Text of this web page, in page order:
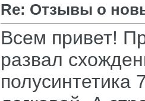
Re: Отзывы о
Всем привет!
развал
полусинтетика